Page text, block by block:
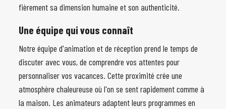
fièrement sa dimension humaine et son authenticité.
Une équipe qui vous connaît
Notre équipe d'animation et de réception prend le temps de
discuter avec vous, de comprendre vos attentes pour
personnaliser vos vacances. Cette proximité crée une
atmosphère chaleureuse où l'on se sent rapidement comme à
la maison. Les animateurs adaptent leurs programmes en